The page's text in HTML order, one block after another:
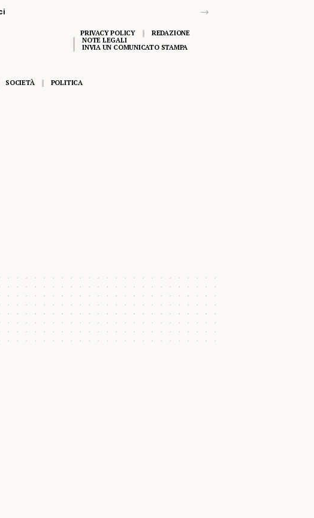
PRIVACY POLICY
REDAZIONE
NOTE LEGALI
INVIA UN COMUNICATO STAMPA
SOCIETÀ POLITICA